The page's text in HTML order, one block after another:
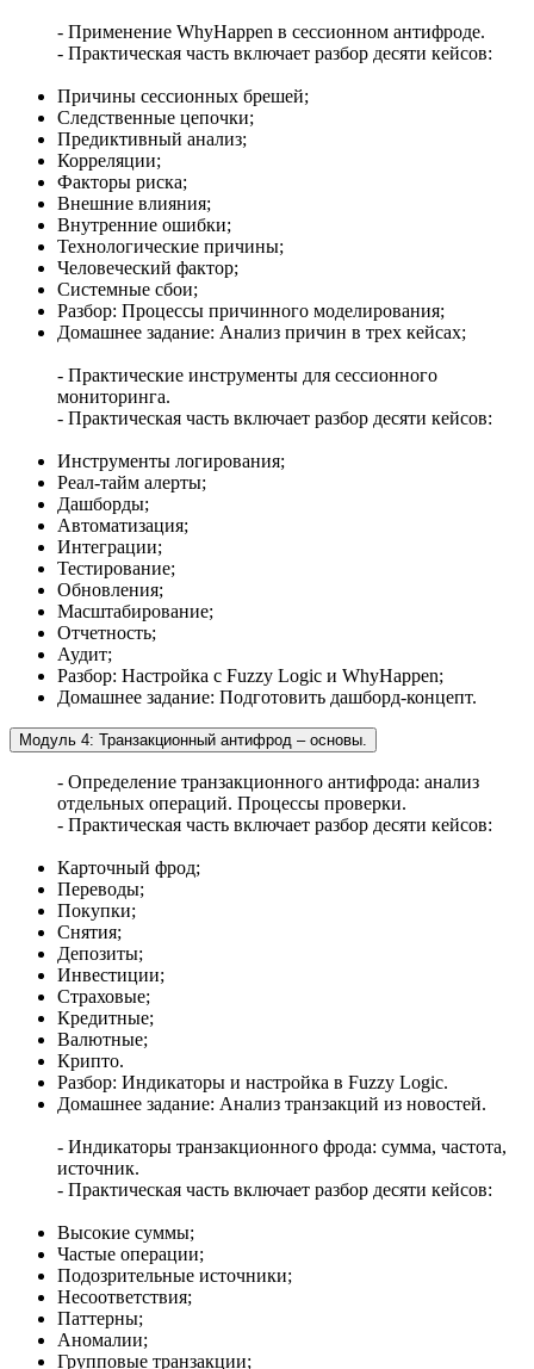
- Применение WhyHappen в сессионном антифроде.
- Практическая часть включает разбор десяти кейсов:
Причины сессионных брешей;
Следственные цепочки;
Предиктивный анализ;
Корреляции;
Факторы риска;
Внешние влияния;
Внутренние ошибки;
Технологические причины;
Человеческий фактор;
Системные сбои;
Разбор: Процессы причинного моделирования;
Домашнее задание: Анализ причин в трех кейсах;
- Практические инструменты для сессионного
мониторинга.
- Практическая часть включает разбор десяти кейсов:
Инструменты логирования;
Реал-тайм алерты;
Дашборды;
Автоматизация;
Интеграции;
Тестирование;
Обновления;
Масштабирование;
Отчетность;
Аудит;
Разбор: Настройка с Fuzzy Logic и WhyHappen;
Домашнее задание: Подготовить дашборд-концепт.
Модуль 4: Транзакционный антифрод – основы.
- Определение транзакционного антифрода: анализ
отдельных операций. Процессы проверки.
- Практическая часть включает разбор десяти кейсов:
Карточный фрод;
Переводы;
Покупки;
Снятия;
Депозиты;
Инвестиции;
Страховые;
Кредитные;
Валютные;
Крипто.
Разбор: Индикаторы и настройка в Fuzzy Logic.
Домашнее задание: Анализ транзакций из новостей.
- Индикаторы транзакционного фрода: сумма, частота,
источник.
- Практическая часть включает разбор десяти кейсов:
Высокие суммы;
Частые операции;
Подозрительные источники;
Несоответствия;
Паттерны;
Аномалии;
Групповые транзакции;